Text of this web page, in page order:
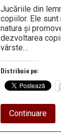
din
Jucăriile din
copiilor. Ele
natura și
dezvoltarea
vârste…
Distribuie pe:
Continuareabout
din